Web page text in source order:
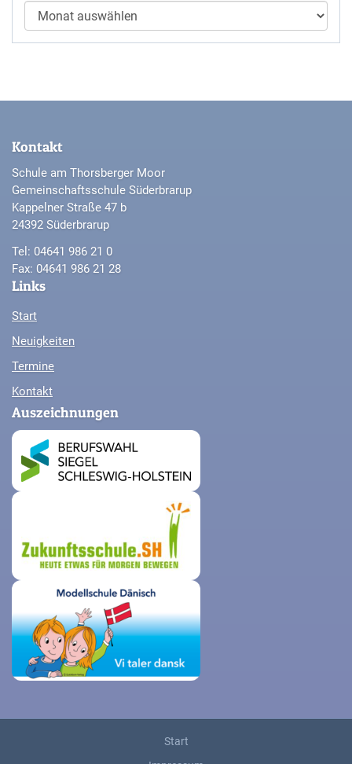
Kontakt
Schule am Thorsberger Moor
Gemeinschaftsschule Süderbrarup
Kappelner Straße 47 b
24392 Süderbrarup
Tel: 04641 986 21 0
Fax: 04641 986 21 28
Links
Start
Neuigkeiten
Termine
Kontakt
Auszeichnungen
Start